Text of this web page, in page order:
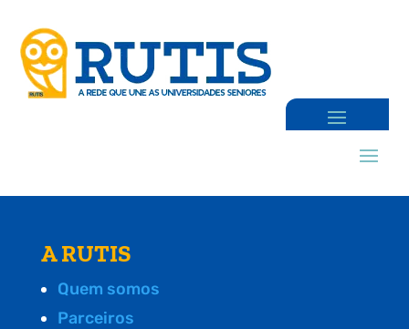
A RUTIS
Quem somos
Parceiros